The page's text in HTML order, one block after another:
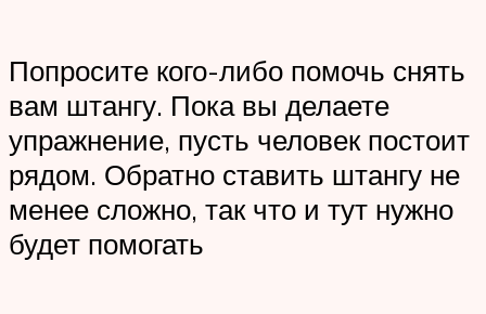
Попросите кого-либо помочь снять
вам штангу. Пока вы делаете
упражнение, пусть человек постоит
рядом. Обратно ставить штангу не
менее сложно, так что и тут нужно
будет помогать